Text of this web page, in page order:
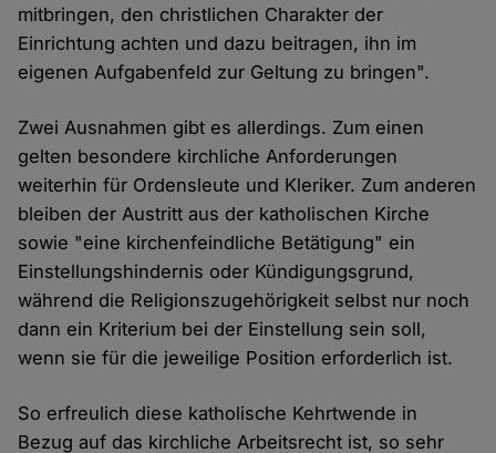
mitbringen, den christlichen Charakter der
Einrichtung achten und dazu beitragen, ihn im
eigenen Aufgabenfeld zur Geltung zu bringen".
Zwei Ausnahmen gibt es allerdings. Zum einen
gelten besondere kirchliche Anforderungen
weiterhin für Ordensleute und Kleriker. Zum anderen
bleiben der Austritt aus der katholischen Kirche
sowie "eine kirchenfeindliche Betätigung" ein
Einstellungshindernis oder Kündigungsgrund,
während die Religionszugehörigkeit selbst nur noch
dann ein Kriterium bei der Einstellung sein soll,
wenn sie für die jeweilige Position erforderlich ist.
So erfreulich diese katholische Kehrtwende in
Bezug auf das kirchliche Arbeitsrecht ist, so sehr